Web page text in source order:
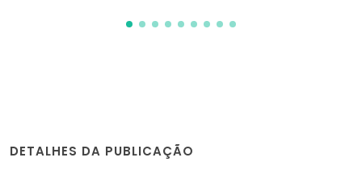
DETALHES DA PUBLICAÇÃO